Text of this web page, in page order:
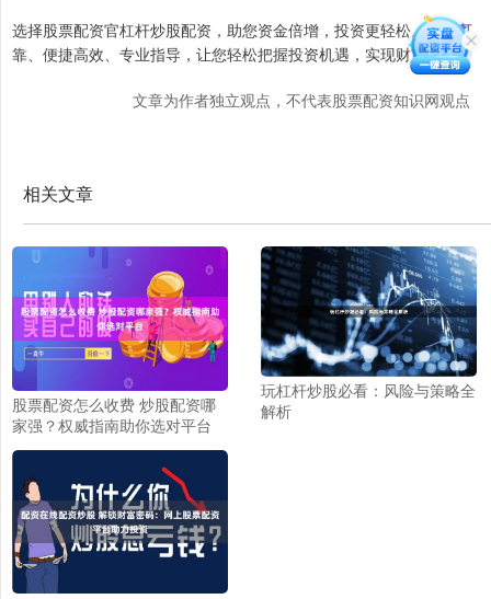
选择股票配资官杠杆炒股配资，助您资金倍增，投资更轻松。安全可
靠、便捷高效、专业指导，让您轻松把握投资机遇，实现财富增长。
文章为作者独立观点，不代表股票配资知识网观点
相关文章
股票配资怎么收费 炒股配资哪
家强？权威指南助你选对平台
玩杠杆炒股必看：风险与策略全
解析